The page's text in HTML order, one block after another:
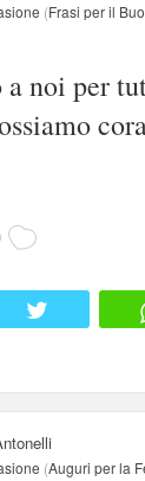
(Frasi per il
noi per
(Auguri per la